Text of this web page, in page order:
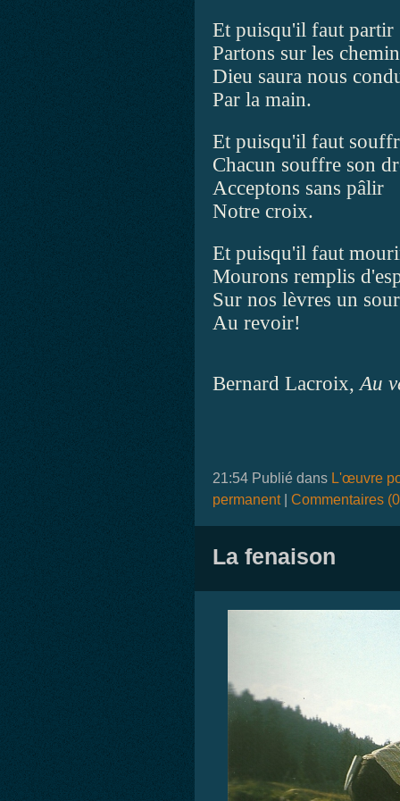
Et puisqu'il faut partir
Partons sur les
Dieu saura nous
Par la main.
Et puisqu'il faut
Chacun souffre son
Acceptons sans pâlir
Notre croix.
Et puisqu'il faut
Mourons remplis
Sur nos lèvres un
Au revoir!
Bernard Lacroix, Au
21:54 Publié dans L'œuvre
permanent| Commentaires
La fenaison